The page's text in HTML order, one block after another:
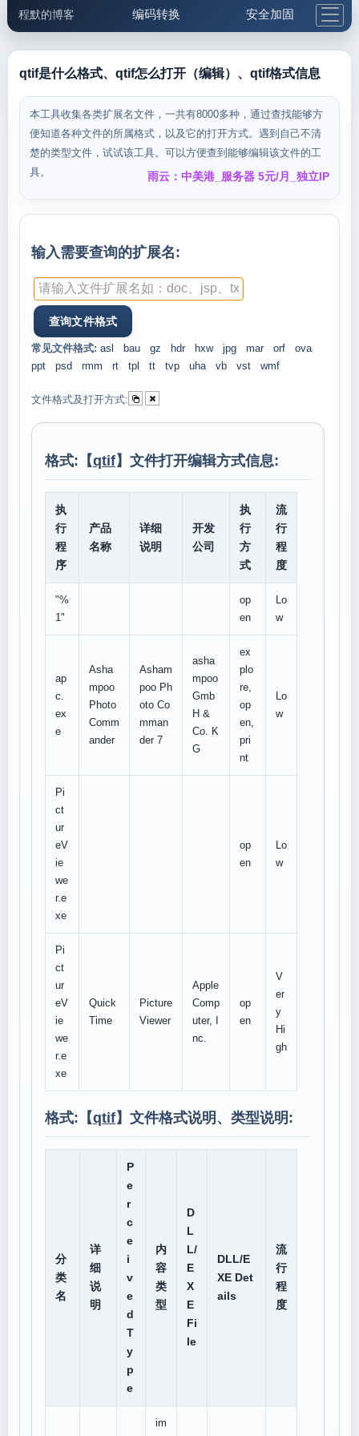
程默的博客 编码转换 安全加固
邮件工具 生活便民 更多工具
5.1支付宝大红包
qtif是什么格式、qtif怎么打开（编辑）、qtif格式信息
本工具收集各类扩展名文件，一共有8000多种，通过查找能够方
便知道各种文件的所属格式，以及它的打开方式。遇到自己不清
楚的类型文件，试试该工具。可以方便查到能够编辑该文件的工
具。
雨云：中美港_服务器 5元/月_独立IP
输入需要查询的扩展名:
常见文件格式: asl bau gz hdr hxw jpg mar orf
ova
ppt
psd rmm rt tpl tt tvp uha vb vst wmf
文件格式及打开方式:
格式:【qtif】文件打开编辑方式信息:
执
行
程
序
产品
名称
详细
说明
开发
公司
执
行
方
式
流
行
程
度
"%
1"
op
en
Lo
w
ap
c.
ex
e
Asha
mpoo
Photo
Comm
ander
Asham
poo Ph
oto Co
mman
der 7
asha
mpoo
Gmb
H &
Co. K
G
ex
plo
re,
op
en,
pri
nt
Lo
w
Pi
ct
ur
eV
ie
we
r.e
xe
op
en
Lo
w
Pi
ct
ur
eV
ie
we
r.e
xe
Quick
Time
Picture
Viewer
Apple
Comp
uter, I
nc.
op
en
V
er
y
Hi
gh
格式:【qtif】文件格式说明、类型说明:
分
类
名
详
细
说
明
P
e
r
c
e
i
v
e
d
T
y
p
e
内
容
类
型
D
L
L/
E
X
E
Fi
le
DLL/E
XE Det
ails
流
行
程
度
im